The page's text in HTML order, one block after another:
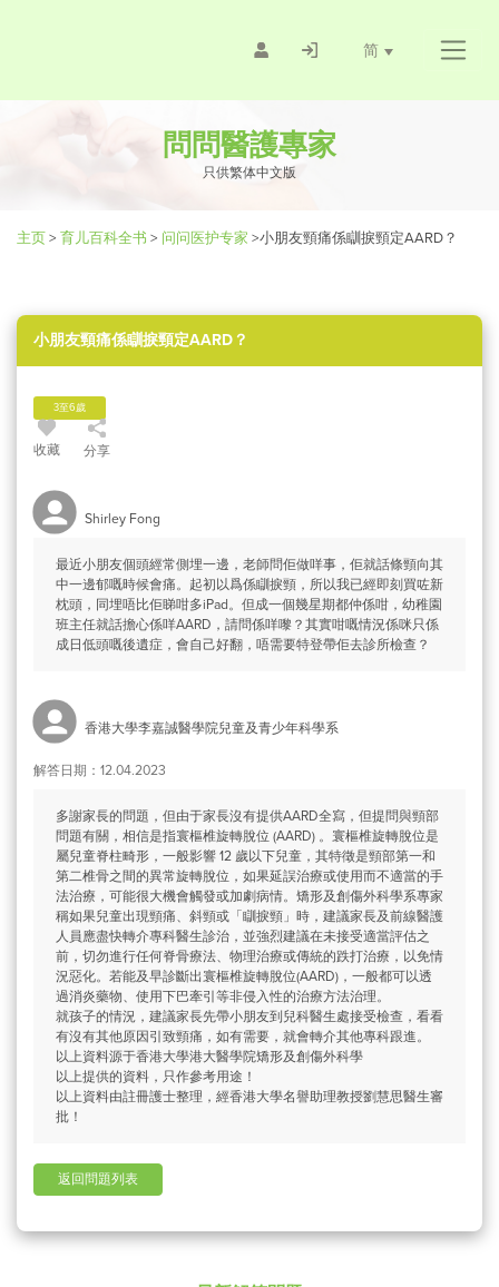
简
問問醫護專家
只供繁体中文版
主页> 育儿百科全书 > 问问医护专家 >小朋友頸痛係瞓捩頸定AARD？
小朋友頸痛係瞓捩頸定AARD？
3至6歲
收藏 分享
Shirley Fong
最近小朋友個頭經常側埋一邊，老師問佢做咩事，佢就話條頸向其
中一邊郁嘅時候會痛。起初以爲係瞓捩頸，所以我已經即刻買咗新
枕頭，同埋唔比佢睇咁多iPad。但成一個幾星期都仲係咁，幼稚園
班主任就話擔心係咩AARD，請問係咩嚟？其實咁嘅情況係咪只係
成日低頭嘅後遺症，會自己好翻，唔需要特登帶佢去診所檢查？
香港大學李嘉誠醫學院兒童及青少年科學系
解答日期：12.04.2023
多謝家長的問題，但由于家長沒有提供AARD全寫，但提問與頸部
問題有關，相信是指寰樞椎旋轉脫位 (AARD) 。寰樞椎旋轉脫位是
屬兒童脊柱畸形，一般影響 12 歲以下兒童，其特徵是頸部第一和
第二椎骨之間的異常旋轉脫位，如果延誤治療或使用而不適當的手
法治療，可能很大機會觸發或加劇病情。矯形及創傷外科學系專家
稱如果兒童出現頸痛、斜頸或「瞓捩頸」時，建議家長及前線醫護
人員應盡快轉介專科醫生診治，並強烈建議在未接受適當評估之
前，切勿進行任何脊骨療法、物理治療或傳統的跌打治療，以免情
況惡化。若能及早診斷出寰樞椎旋轉脫位(AARD)，一般都可以透
過消炎藥物、使用下巴牽引等非侵入性的治療方法治理。
就孩子的情況，建議家長先帶小朋友到兒科醫生處接受檢查，看看
有沒有其他原因引致頸痛，如有需要，就會轉介其他專科跟進。
以上資料源于香港大學港大醫學院矯形及創傷外科學
以上提供的資料，只作參考用途！
以上資料由註冊護士整理，經香港大學名譽助理教授劉慧思醫生審
批！
返回問題列表